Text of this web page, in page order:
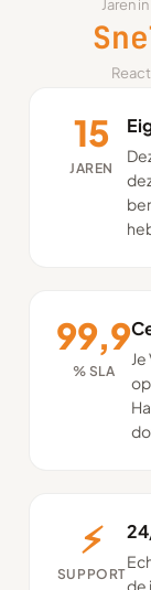
Jaren
15
JAREN
99,9
% SLA
⚡️
SUPPORT
de